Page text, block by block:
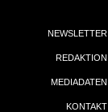
NEWSLETTER
REDAKTION
MEDIADATEN
KONTAKT